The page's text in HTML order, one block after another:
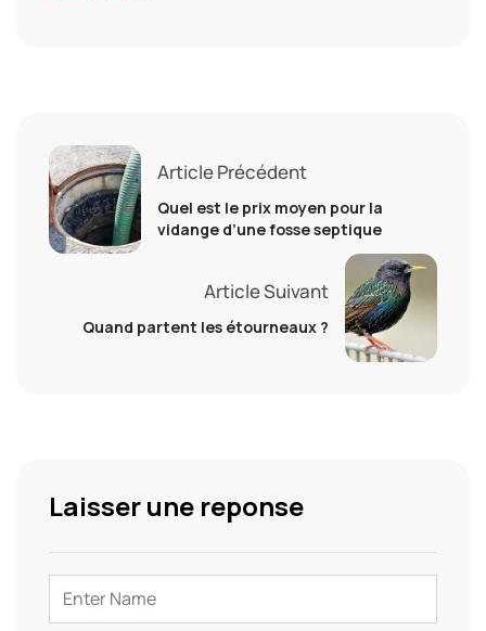
Article Précédent
Quel est le prix moyen pour la
vidange d’une fosse septique
Article Suivant
Quand partent les étourneaux ?
Laisser une reponse